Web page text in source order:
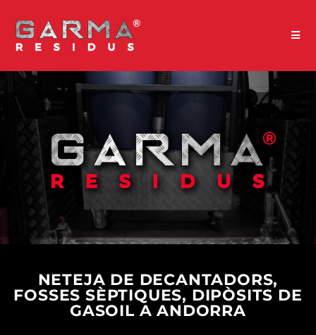
NETEJA DE DECANTADORS,
FOSSES SÈPTIQUES, DIPÒSITS DE
GASOIL A ANDORRA